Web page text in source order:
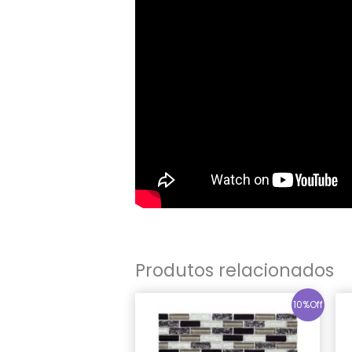
Produtos relacionados
10%Off